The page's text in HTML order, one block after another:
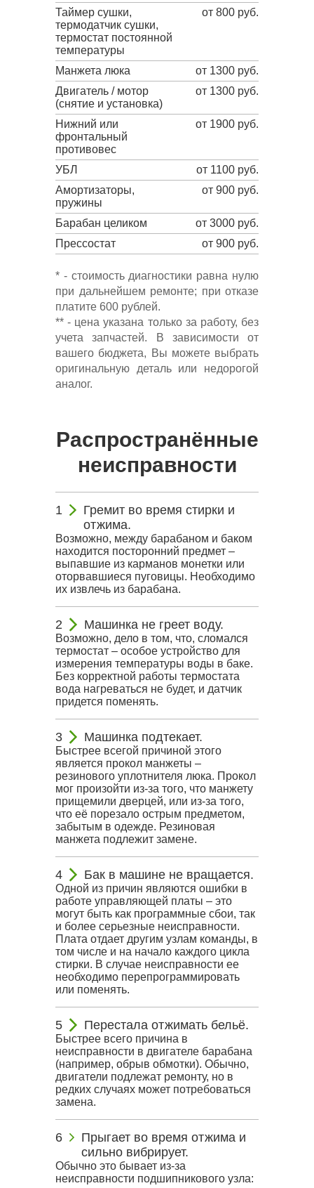
Таймер сушки,
термодатчик сушки,
термостат постоянной
температуры
от 800 руб.
Манжета люка
от 1300 руб.
Двигатель / мотор
(снятие и установка)
от 1300 руб.
Нижний или
фронтальный
противовес
от 1900 руб.
УБЛ
от 1100 руб.
Амортизаторы,
пружины
от 900 руб.
Барабан целиком
от 3000 руб.
Прессостат
от 900 руб.
* - стоимость диагностики равна нулю
при дальнейшем ремонте; при отказе
платите 600 рублей.
** - цена указана только за работу, без
учета запчастей. В зависимости от
вашего бюджета, Вы можете выбрать
оригинальную деталь или недорогой
аналог.
Распространённые
неисправности
Гремит во время стирки и
отжима.
Возможно, между барабаном и баком
находится посторонний предмет –
выпавшие из карманов монетки или
оторвавшиеся пуговицы. Необходимо
их извлечь из барабана.
Машинка не греет воду.
Возможно, дело в том, что, сломался
термостат – особое устройство для
измерения температуры воды в баке.
Без корректной работы термостата
вода нагреваться не будет, и датчик
придется поменять.
Машинка подтекает.
Быстрее всегой причиной этого
является прокол манжеты –
резинового уплотнителя люка. Прокол
мог произойти из-за того, что манжету
прищемили дверцей, или из-за того,
что её порезало острым предметом,
забытым в одежде. Резиновая
манжета подлежит замене.
Бак в машине не вращается.
Одной из причин являются ошибки в
работе управляющей платы – это
могут быть как программные сбои, так
и более серьезные неисправности.
Плата отдает другим узлам команды, в
том числе и на начало каждого цикла
стирки. В случае неисправности ее
необходимо перепрограммировать
или поменять.
Перестала отжимать бельё.
Быстрее всего причина в
неисправности в двигателе барабана
(например, обрыв обмотки). Обычно,
двигатели подлежат ремонту, но в
редких случаях может потребоваться
замена.
Прыгает во время отжима и
сильно вибрирует.
Обычно это бывает из-за
неисправности подшипникового узла: